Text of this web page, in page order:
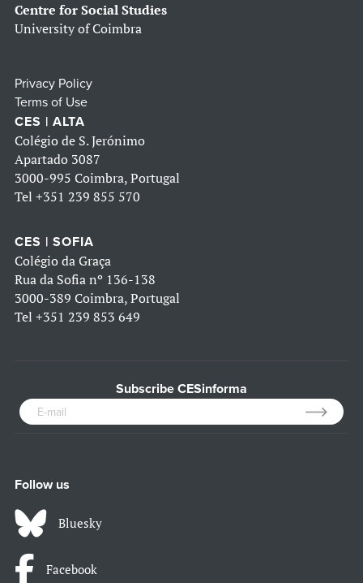
Centre for Social Studies
University of Coimbra
Privacy Policy
Terms of Use
CES | ALTA
Colégio de S. Jerónimo
Apartado 3087
3000-995 Coimbra, Portugal
Tel +351 239 855 570
CES | SOFIA
Colégio da Graça
Rua da Sofia nº 136-138
3000-389 Coimbra, Portugal
Tel +351 239 853 649
Subscribe CESinforma
Follow us
Bluesky
Facebook